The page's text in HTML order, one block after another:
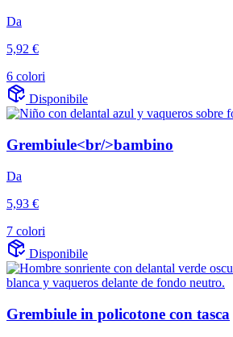
Da
5,92 €
6 colori
Disponibile
Grembiule<br/>bambino
Da
5,93 €
7 colori
Disponibile
Grembiule in policotone con tasca